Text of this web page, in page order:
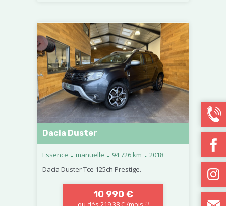
Dacia Duster
Essence . manuelle . 94 726 km . 2018
Dacia Duster Tce 125ch Prestige.
10 990 €
(1)